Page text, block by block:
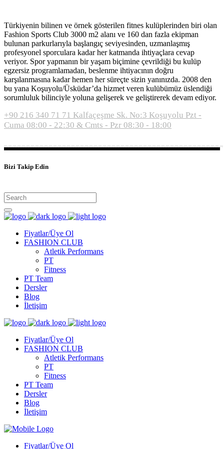
Türkiyenin bilinen ve örnek gösterilen fitnes kulüplerinden biri olan
Fashion Sports Club 3000 m2 alanı ve 160 dan fazla ekipman
bulunan parkurlarıyla başlangıç seviyesinden, uzmanlaşmış
profesyonel sporculara kadar her katmanda ihtiyaçlara cevap
veriyor. Spor yapmanın bir yaşam biçimine çevrildiği bu kulüp
egzersiz programlamadan, beslenme ihtiyacının doğru
karşılanmasına kadar hemen her süreçte sizin yanınızda. 2008 den
bu yana Koşuyolu/Üsküdar’da hizmet veren kulübümüz üslendiği
sorumluluk bilinciyle yoluna gelişerek ve geliştirerek devam ediyor.
+90 216 340 71 71 Kalfaçeşme Sk. No:3 Koşuyolu Pzt -
Cuma 08:00 - 22:30 & Cmts - Pzr 08:30 - 18:00
Bizi Takip Edin
Fiyatlar/Üye Ol
FASHION CLUB
Atletik Performans
PT
Fitness
PT Team
Dersler
Blog
İletişim
Fiyatlar/Üye Ol
FASHION CLUB
Atletik Performans
PT
Fitness
PT Team
Dersler
Blog
İletişim
Fiyatlar/Üye Ol